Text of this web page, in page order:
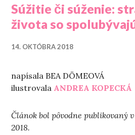
Súžitie či súženie:
života so
14. OKTÓBRA 2018
napísala BEA DÖMEOVÁ
ilustrovala ANDREA KOPECKÁ
Článok bol pôvodne publikovaný
2018.